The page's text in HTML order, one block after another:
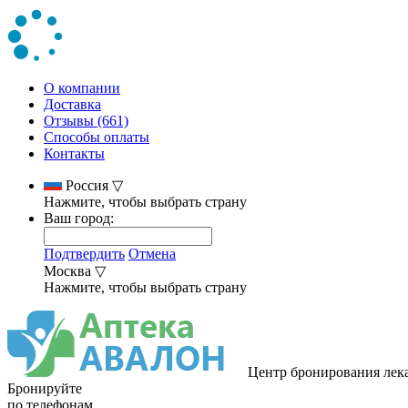
О компании
Доставка
Отзывы (661)
Способы оплаты
Контакты
Россия ▽
Нажмите, чтобы выбрать страну
Ваш город:
Подтвердить Отмена
Москва ▽
Нажмите, чтобы выбрать страну
Центр бронирования
Бронируйте
по телефонам